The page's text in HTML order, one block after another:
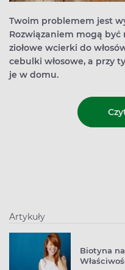
Twoim problemem jest
Rozwiązaniem mogą
ziołowe wcierki do
cebulki włosowe, a przy
je w domu.
Artykuły
Biotyna